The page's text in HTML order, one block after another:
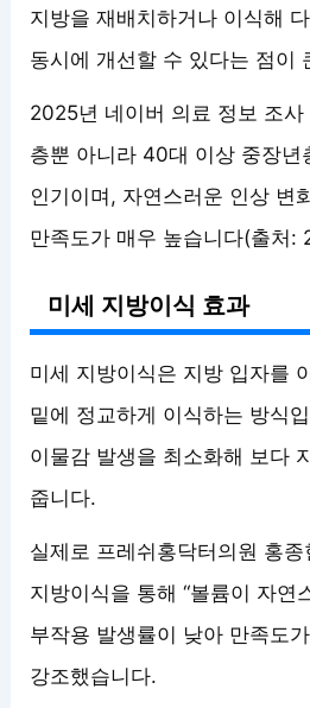
지방을 재배치하거나 이식해
동시에 개선할 수 있다는 점이
2025년 네이버 의료 정보 조
층뿐 아니라 40대 이상 중장년
인기이며, 자연스러운 인상 변
만족도가 매우 높습니다(출처:
미세 지방이식 효과
미세 지방이식은 지방 입자를
밑에 정교하게 이식하는 방식
이물감 발생을 최소화해 보다
줍니다.
실제로 프레쉬홍닥터의원 홍종
지방이식을 통해 “볼륨이 자연
부작용 발생률이 낮아 만족도
강조했습니다.